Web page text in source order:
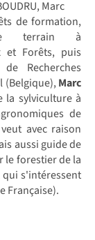
Marc
de formation,
terrain à
et Forêts, puis
Recherches
(Belgique),Marc
la sylviculture à
de
avec raison
aussi guide de
le forestier de la
s'intéressent
Française).